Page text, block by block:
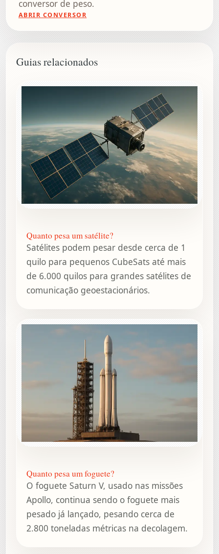
conversor de peso.
ABRIR CONVERSOR
Guias relacionados
Quanto pesa um satélite?
Satélites podem pesar desde cerca de 1
quilo para pequenos CubeSats até mais
de 6.000 quilos para grandes satélites de
comunicação geoestacionários.
Quanto pesa um foguete?
O foguete Saturn V, usado nas missões
Apollo, continua sendo o foguete mais
pesado já lançado, pesando cerca de
2.800 toneladas métricas na decolagem.